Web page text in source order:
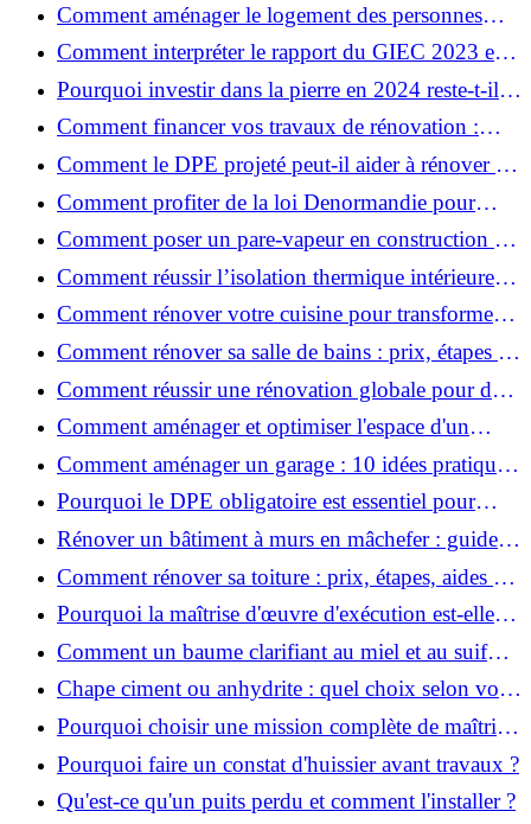
Comment aménager le logement des personnes
âgées et obtenir des aides financières ?
Comment interpréter le rapport du GIEC 2023 et
en retenir l'essentiel ?
Pourquoi investir dans la pierre en 2024 reste-t-il
un choix sûr ?
Comment financer vos travaux de rénovation :
aides, prêts et solutions pratiques ?
Comment le DPE projeté peut-il aider à rénover et
valoriser votre bien ?
Comment profiter de la loi Denormandie pour
investir dans l'ancien et défiscaliser ?
Comment poser un pare-vapeur en construction et
rénovation : rôle et erreurs à éviter?
Comment réussir l’isolation thermique intérieure
pour une maison économe en énergie ?
Comment rénover votre cuisine pour transformer
votre espace de vie ?
Comment rénover sa salle de bains : prix, étapes et
astuces ?
Comment réussir une rénovation globale pour des
économies et un confort durables?
Comment aménager et optimiser l'espace d'un
studio : 10 astuces pratiques ?
Comment aménager un garage : 10 idées pratiques
et efficaces ?
Pourquoi le DPE obligatoire est essentiel pour
vendre ou louer un bien ?
Rénover un bâtiment à murs en mâchefer : guide
pratique et solutions
Comment rénover sa toiture : prix, étapes, aides et
réglementation ?
Pourquoi la maîtrise d'œuvre d'exécution est-elle
indispensable pour vos chantiers ?
Comment un baume clarifiant au miel et au suif
peut-il purifier la peau ?
Chape ciment ou anhydrite : quel choix selon votre
projet ?
Pourquoi choisir une mission complète de maîtrise
d’œuvre pour réussir vos projets?
Pourquoi faire un constat d'huissier avant travaux ?
Qu'est-ce qu'un puits perdu et comment l'installer ?